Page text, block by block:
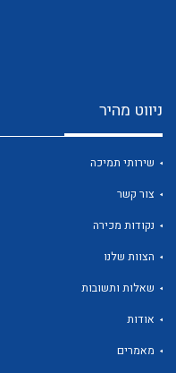
לכל מוצרי היצרן
ניווט מהיר
שירותי תמיכה
צור קשר
נקודות מכירה
הצוות שלנו
שאלות ותשובות
אודות
מאמרים